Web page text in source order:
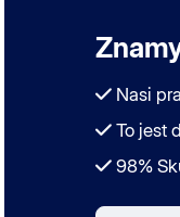
Nasi
To jest
98%